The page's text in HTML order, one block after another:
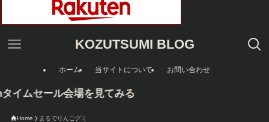
KOZUTSUMI BLOG
ホーム 当サイトについて お問い合わせ
イムセール会場を見てみる
Home まるでりんごグミ